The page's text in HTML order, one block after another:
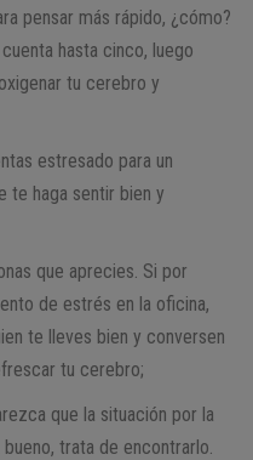
pensar más rápido, ¿cómo?
hasta cinco, luego
tu cerebro y
estresado para un
te haga sentir bien y
que aprecies. Si por
de estrés en la oficina,
te lleves bien y conversen
tu cerebro;
que la situación por la
trata de encontrarlo.